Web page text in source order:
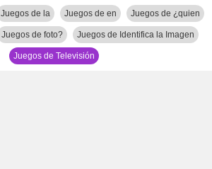
Juegos de la Juegos de en Juegos de ¿quien
Juegos de foto? Juegos de Identifica la Imagen
Juegos de Televisión